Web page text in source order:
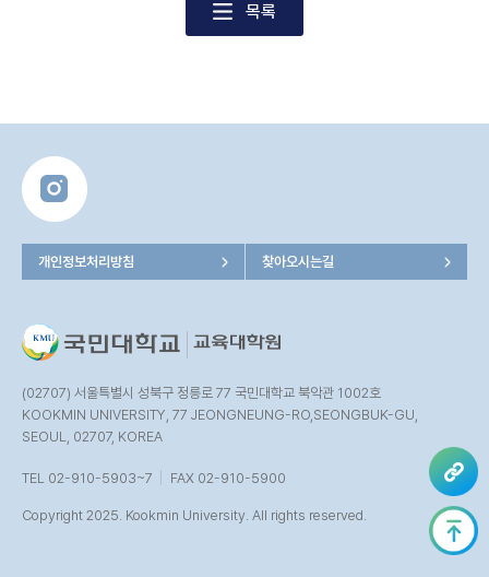
목록
(02707) 서울특별시 성북구 정릉로 77 국민대학교 북악관 1002호
KOOKMIN UNIVERSITY, 77 JEONGNEUNG-RO,SEONGBUK-GU,
SEOUL, 02707, KOREA
TEL 02-910-5903~7 FAX 02-910-5900
Copyright 2025. Kookmin University. All rights reserved.
개인정보처리방침 찾아오시는길